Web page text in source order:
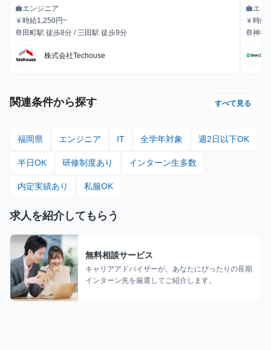
結型エンジニア長期インターン
職種
workエンジニア
給与
currency_yen 時給1,250円~
最寄駅
train 田町駅 徒歩8分 / 三田駅 徒歩9分
株式会社Techouse
職種
workエン
給与
currency_yen 時給
最寄駅
train神谷
関連条件から探す すべて見る
福岡県 エンジニア IT 全学年対象 週2日以下OK
半日OK 研修制度あり インターン生多数
内定実績あり 私服OK
求人を紹介してもらう
無料相談サービス
キャリアアドバイザーが、あなたにぴったりの長期
インターン先を厳選してご紹介します。